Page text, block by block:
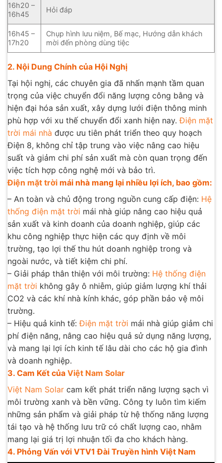
16h20 –
16h45
Hỏi đáp
16h45 –
17h20
Chụp hình lưu niệm, Bế mạc, Hướng dẫn khách
mời đến phòng dùng tiệc
2. Nội Dung Chính của Hội Nghị
Tại hội nghị, các chuyên gia đã nhấn mạnh tầm quan
trọng của việc chuyển đổi năng lượng công bằng và
hiện đại hóa sản xuất, xây dựng lưới điện thông minh
phù hợp với xu thế chuyển đổi xanh hiện nay.Điện mặt
trời mái nhà được ưu tiên phát triển theo quy hoạch
Điện 8, không chỉ tập trung vào việc nâng cao hiệu
suất và giảm chi phí sản xuất mà còn quan trọng đến
việc tích hợp công nghệ mới và bảo trì.
Điện mặt trời mái nhà mang lại nhiều lợi ích, bao gồm:
– An toàn và chủ động trong nguồn cung cấp điện: Hệ
thống điện mặt trời mái nhà giúp nâng cao hiệu quả
sản xuất và kinh doanh của doanh nghiệp, giúp các
khu công nghiệp thực hiện các quy định về môi
trường, tạo lợi thế thu hút doanh nghiệp trong và
ngoài nước, và tiết kiệm chi phí.
– Giải pháp thân thiện với môi trường: Hệ thống điện
mặt trời không gây ô nhiễm, giúp giảm lượng khí thải
CO2 và các khí nhà kính khác, góp phần bảo vệ môi
trường.
– Hiệu quả kinh tế:Điện mặt trời mái nhà giúp giảm chi
phí điện năng, nâng cao hiệu quả sử dụng năng lượng,
và mang lại lợi ích kinh tế lâu dài cho các hộ gia đình
và doanh nghiệp.
3. Cam Kết của Việt Nam Solar
Việt Nam Solar cam kết phát triển năng lượng sạch vì
môi trường xanh và bền vững. Công ty luôn tìm kiếm
những sản phẩm và giải pháp từ hệ thống năng lượng
tái tạo và hệ thống lưu trữ có chất lượng cao, nhằm
mang lại giá trị lợi nhuận tối đa cho khách hàng.
4. Phỏng Vấn với VTV1 Đài Truyền hình Việt Nam